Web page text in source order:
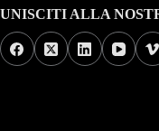
UNISCITI ALLA